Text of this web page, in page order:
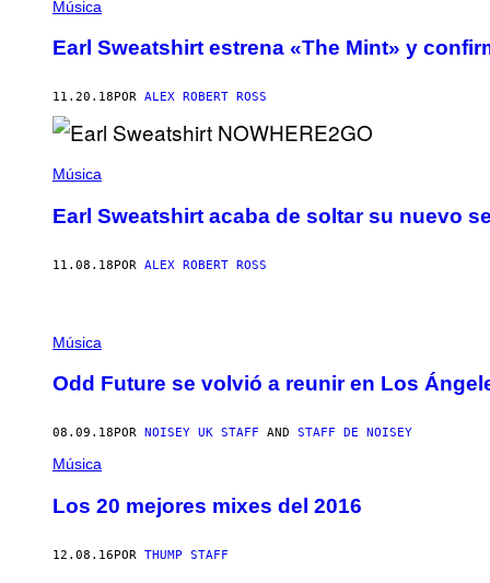
Música
Earl Sweatshirt estrena «The Mint» y
11.20.18 POR ALEX ROBERT ROSS
Música
Earl Sweatshirt acaba de soltar su nuevo
11.08.18POR ALEX ROBERT ROSS
Música
Odd Future se volvió a reunir en Los
08.09.18 POR NOISEY UK STAFF AND STAFF DE NOISEY
Música
Los 20 mejores mixes del 2016
12.08.16POR THUMP STAFF